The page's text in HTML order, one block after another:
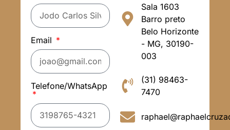
Email
Telefone/WhatsApp
Sala 1603
Barro preto
Belo Horizonte
- MG, 30190-
003
(31) 98463-
7470